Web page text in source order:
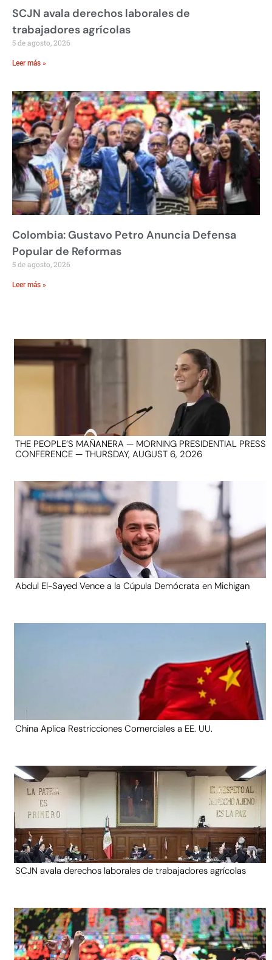
SCJN avala derechos laborales de
trabajadores agrícolas
5 de agosto, 2026
Leer más »
Colombia: Gustavo Petro Anuncia Defensa
Popular de Reformas
5 de agosto, 2026
Leer más »
THE PEOPLE’S MAÑANERA — MORNING PRESIDENTIAL PRESS
CONFERENCE — THURSDAY, AUGUST 6, 2026
Abdul El-Sayed Vence a la Cúpula Demócrata en Michigan
China Aplica Restricciones Comerciales a EE. UU.
SCJN avala derechos laborales de trabajadores agrícolas